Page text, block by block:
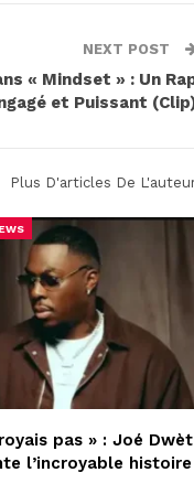
NEXT POST
« Mindset » : Un
et Puissant
Plus D'articles De
pas » : Joé Dwèt
l’incroyable histoire